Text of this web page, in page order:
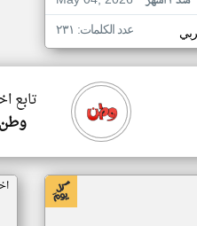
عدد الكلمات: ٢٣١
تابع